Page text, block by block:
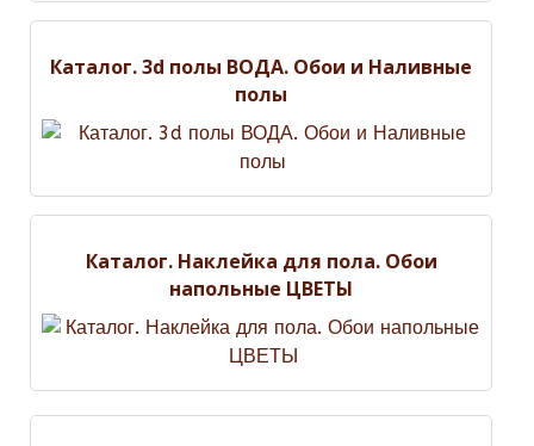
Каталог. 3d полы ВОДА. Обои и Наливные
полы
Каталог. Наклейка для пола. Обои
напольные ЦВЕТЫ